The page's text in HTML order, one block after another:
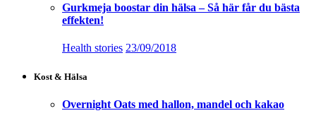
Gurkmeja boostar din hälsa – Så här får du bästa
effekten!
Health stories 23/09/2018
Kost & Hälsa
Overnight Oats med hallon, mandel och kakao